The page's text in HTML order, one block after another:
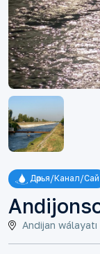
Дәрья/Канал/Сай
Andijan wálayatı